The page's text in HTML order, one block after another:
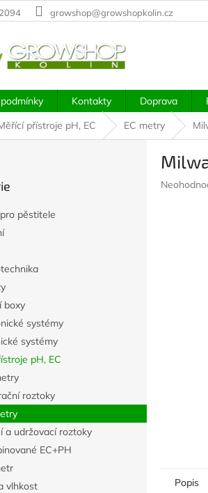
growshop@growshopkolin.cz
Kontakty Doprava
přístroje pH, EC EC metry
pěstitele
boxy
systémy
systémy
pH, EC
roztoky
a udržovací roztoky
EC+PH
vlhkost
Průměrné
Popis